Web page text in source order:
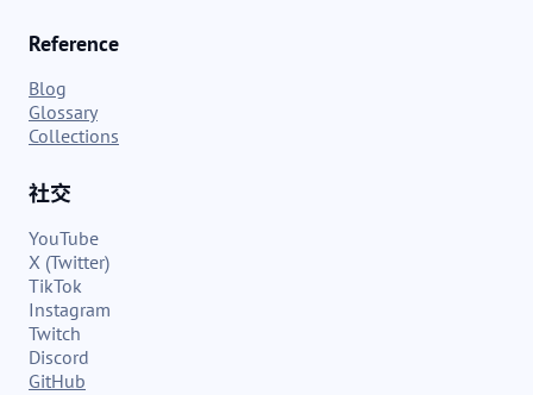
Reference
Blog
Glossary
Collections
社交
YouTube
X (Twitter)
TikTok
Instagram
Twitch
Discord
GitHub